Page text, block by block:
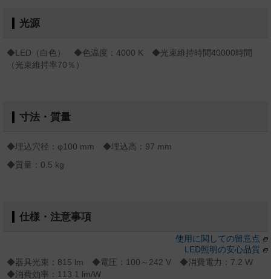
光源
◆LED（白色） ◆色温度：4000 K ◆光束維持時間40000時間
（光束維持率70％）
寸法・質量
◆埋込穴径：φ100 mm ◆埋込高：97 mm
◆質量：0.5 kg
仕様・注意事項
使用に関しての留意点
LED照明の安心品質
◆器具光束：815 lm ◆電圧：100～242 V ◆消費電力：7.2 W
◆消費効率：113.1 lm/W